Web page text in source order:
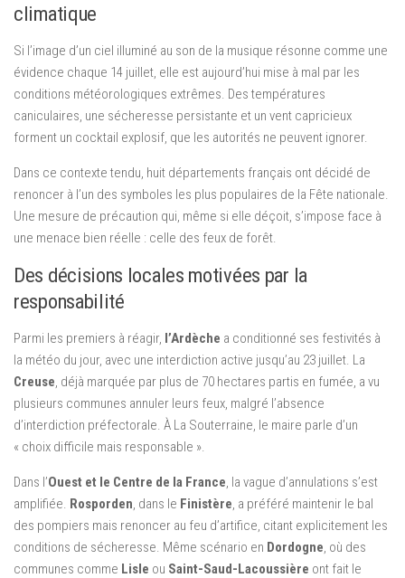
climatique
Si l’image d’un ciel illuminé au son de la musique résonne comme une
évidence chaque 14 juillet, elle est aujourd’hui mise à mal par les
conditions météorologiques extrêmes. Des températures
caniculaires, une sécheresse persistante et un vent capricieux
forment un cocktail explosif, que les autorités ne peuvent ignorer.
Dans ce contexte tendu, huit départements français ont décidé de
renoncer à l’un des symboles les plus populaires de la Fête nationale.
Une mesure de précaution qui, même si elle déçoit, s’impose face à
une menace bien réelle : celle des feux de forêt.
Des décisions locales motivées par la
responsabilité
Parmi les premiers à réagir, l’Ardèche a conditionné ses festivités à
la météo du jour, avec une interdiction active jusqu’au 23 juillet. La
Creuse, déjà marquée par plus de 70 hectares partis en fumée, a vu
plusieurs communes annuler leurs feux, malgré l’absence
d’interdiction préfectorale. À La Souterraine, le maire parle d’un
« choix difficile mais responsable ».
Dans l’Ouest et le Centre de la France, la vague d’annulations s’est
amplifiée. Rosporden, dans le Finistère, a préféré maintenir le bal
des pompiers mais renoncer au feu d’artifice, citant explicitement les
conditions de sécheresse. Même scénario en Dordogne, où des
communes comme Lisle ou Saint-Saud-Lacoussière ont fait le